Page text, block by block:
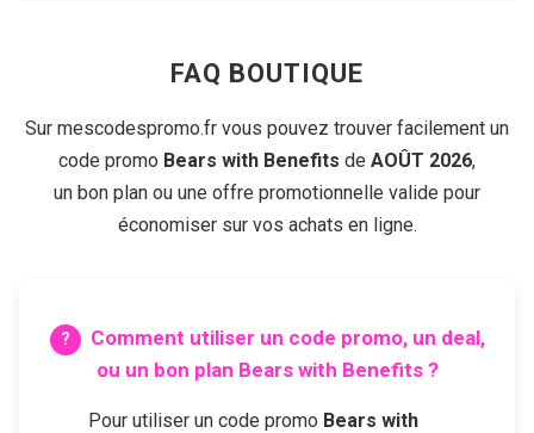
FAQ BOUTIQUE
Sur mescodespromo.fr vous pouvez trouver facilement un
code promo Bears with Benefits de AOÛT 2026,
un bon plan ou une offre promotionnelle valide pour
économiser sur vos achats en ligne.
Comment utiliser un code promo, un deal,
ou un bon plan Bears with Benefits?
Pour utiliser un code promo Bears with